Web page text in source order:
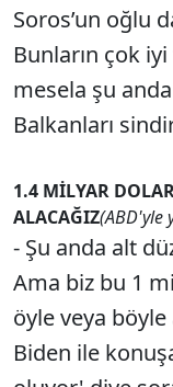
Soros’un oğlu
Bunların çok
mesela şu
Balkanları
1.4 MİLYAR
ALACAĞIZ(ABD'yle
- Şu anda alt
Ama biz bu 1
öyle veya böyle
Biden ile